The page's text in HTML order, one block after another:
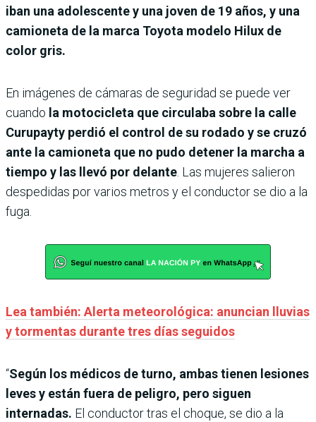
iban una adolescente y una joven de 19 años, y una
camioneta de la marca Toyota modelo Hilux de
color gris.
En imágenes de cámaras de seguridad se puede ver
cuando la motocicleta que circulaba sobre la calle
Curupayty perdió el control de su rodado y se cruzó
ante la camioneta que no pudo detener la marcha a
tiempo y las llevó por delante. Las mujeres salieron
despedidas por varios metros y el conductor se dio a la
fuga.
Lea también: Alerta meteorológica: anuncian lluvias
y tormentas durante tres días seguidos
“Según los médicos de turno, ambas tienen lesiones
leves y están fuera de peligro, pero siguen
internadas. El conductor tras el choque, se dio a la